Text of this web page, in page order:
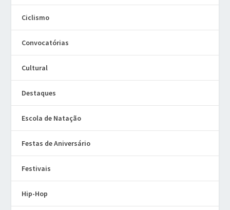
Ciclismo
Convocatórias
Cultural
Destaques
Escola de Natação
Festas de Aniversário
Festivais
Hip-Hop